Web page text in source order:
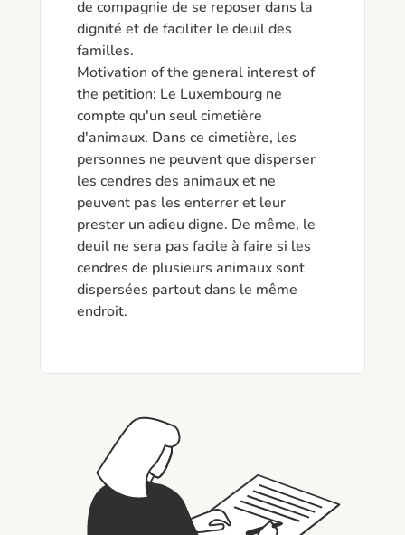
de compagnie de se reposer dans la
dignité et de faciliter le deuil des
familles.
Motivation of the general interest of
the petition: Le Luxembourg ne
compte qu'un seul cimetière
d'animaux. Dans ce cimetière, les
personnes ne peuvent que disperser
les cendres des animaux et ne
peuvent pas les enterrer et leur
prester un adieu digne. De même, le
deuil ne sera pas facile à faire si les
cendres de plusieurs animaux sont
dispersées partout dans le même
endroit.